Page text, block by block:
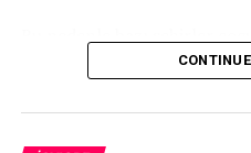
frank diğer yargılama
gerekiyor.
Daha önce de hüküm
izmariti sorununa karşı
Bern’den dikkat çeken